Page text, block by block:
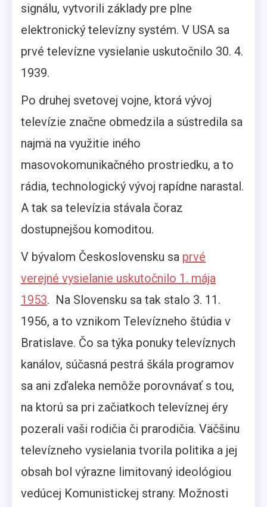
signálu, vytvorili základy pre plne
elektronický televízny systém. V USA sa
prvé televízne vysielanie uskutočnilo 30. 4.
1939.
Po druhej svetovej vojne, ktorá vývoj
televízie značne obmedzila a sústredila sa
najmä na využitie iného
masovokomunikačného prostriedku, a to
rádia, technologický vývoj rapídne narastal.
A tak sa televízia stávala čoraz
dostupnejšou komoditou.
V bývalom Československu sa prvé
verejné vysielanie uskutočnilo 1. mája
1953. Na Slovensku sa tak stalo 3. 11.
1956, a to vznikom Televízneho štúdia v
Bratislave. Čo sa týka ponuky televíznych
kanálov, súčasná pestrá škála programov
sa ani zďaleka nemôže porovnávať s tou,
na ktorú sa pri začiatkoch televíznej éry
pozerali vaši rodičia či prarodičia. Väčšinu
televízneho vysielania tvorila politika a jej
obsah bol výrazne limitovaný ideológiou
vedúcej Komunistickej strany. Možnosti